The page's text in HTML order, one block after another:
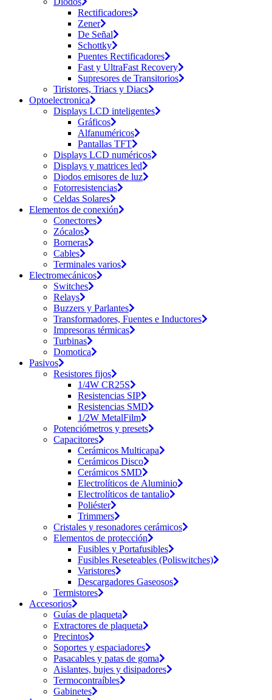
Rectificadores
Zener
De Señal
Schottky
Puentes Rectificadores
Fast y UltraFast Recovery
Supresores de Transitorios
Tiristores, Triacs y Diacs
Optoelectronica
Displays LCD inteligentes
Gráficos
Alfanuméricos
Pantallas TFT
Displays LCD numéricos
Displays y matrices led
Diodos emisores de luz
Fotorresistencias
Celdas Solares
Elementos de conexión
Conectores
Zócalos
Borneras
Cables
Terminales varios
Electromecánicos
Switches
Relays
Buzzers y Parlantes
Transformadores, Fuentes e Inductores
Impresoras térmicas
Turbinas
Domotica
Pasivos
Resistores fijos
1/4W CR25S
Resistencias SIP
Resistencias SMD
1/2W MetalFilm
Potenciómetros y presets
Capacitores
Cerámicos Multicapa
Cerámicos Disco
Cerámicos SMD
Electrolíticos de Aluminio
Electrolíticos de tantalio
Poliéster
Trimmers
Cristales y resonadores cerámicos
Elementos de protección
Fusibles y Portafusibles
Fusibles Reseteables (Poliswitches)
Varistores
Descargadores Gaseosos
Termistores
Accesorios
Guías de plaqueta
Extractores de plaqueta
Precintos
Soportes y espaciadores
Pasacables y patas de goma
Aislantes, bujes y disipadores
Termocontraíbles
Gabinetes